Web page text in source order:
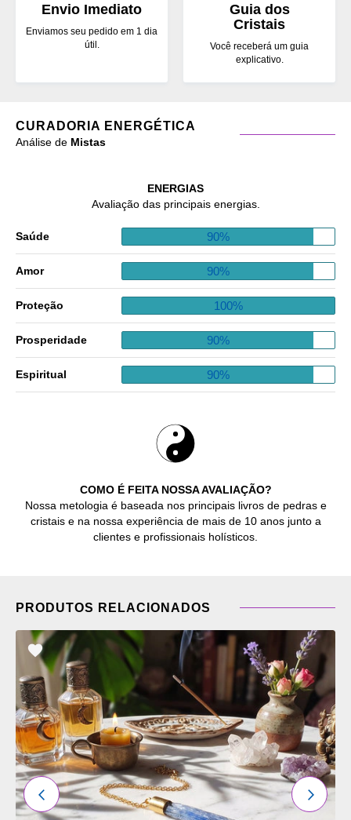
Envio Imediato
Enviamos seu pedido em 1 dia
útil.
Guia dos
Cristais
Você receberá um guia
explicativo.
CURADORIA ENERGÉTICA
Análise de Mistas
COMO É FEITA NOSSA AVALIAÇÃO?
Nossa metologia é baseada nos principais livros de pedras e
cristais e na nossa experiência de mais de 10 anos junto a
clientes e profissionais holísticos.
ENERGIAS
Avaliação das principais energias.
Saúde 90%
Amor 90%
Proteção 100%
Prosperidade 90%
Espiritual 90%
PRODUTOS RELACIONADOS
ADICIONAR
FAVORITOS
ANTERIOR